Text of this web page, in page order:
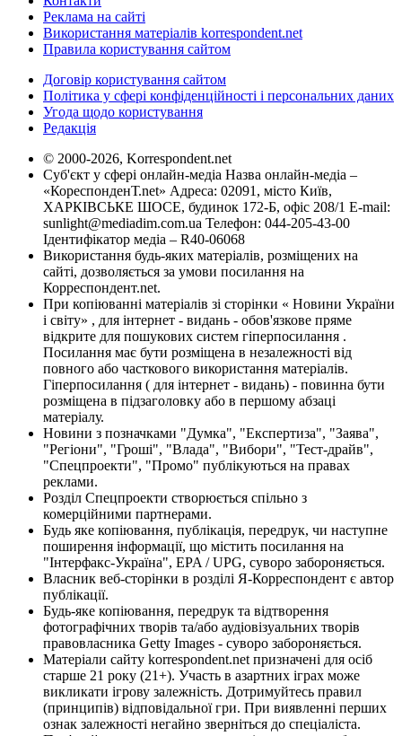
Реклама на сайті
Використання матеріалів korrespondent.net
Правила користування сайтом
Договір користування сайтом
Політика у сфері конфіденційності і персональних даних
Угода щодо користування
Редакція
© 2000-2026, Korrespondent.net
Суб'єкт у сфері онлайн-медіа Назва онлайн-медіа –
«КореспонденТ.net» Адреса: 02091, місто Київ,
ХАРКІВСЬКЕ ШОСЕ, будинок 172-Б, офіс 208/1 E-mail:
sunlight@mediadim.com.ua Телефон: 044-205-43-00
Ідентифікатор медіа – R40-06068
Використання будь-яких матеріалів, розміщених на
сайті, дозволяється за умови посилання на
Корреспондент.net.
При копіюванні матеріалів зі сторінки « Новини України
і світу» , для інтернет - видань - обов'язкове пряме
відкрите для пошукових систем гіперпосилання .
Посилання має бути розміщена в незалежності від
повного або часткового використання матеріалів.
Гіперпосилання ( для інтернет - видань) - повинна бути
розміщена в підзаголовку або в першому абзаці
матеріалу.
Новини з позначками "Думка", "Експертиза", "Заява",
"Регіони", "Гроші", "Влада", "Вибори", "Тест-драйв",
"Спецпроекти", "Промо" публікуються на правах
реклами.
Розділ Спецпроекти створюється спільно з
комерційними партнерами.
Будь яке копіювання, публікація, передрук, чи наступне
поширення інформації, що містить посилання на
"Інтерфакс-Україна", EPA / UPG, суворо забороняється.
Власник веб-сторінки в розділі Я-Корреспондент є автор
публікації.
Будь-яке копіювання, передрук та відтворення
фотографічних творів та/або аудіовізуальних творів
правовласника Getty Images - суворо забороняється.
Матеріали сайту korrespondent.net призначені для осіб
старше 21 року (21+). Участь в азартних іграх може
викликати ігрову залежність. Дотримуйтесь правил
(принципів) відповідальної гри. При виявленні перших
ознак залежності негайно зверніться до спеціаліста.